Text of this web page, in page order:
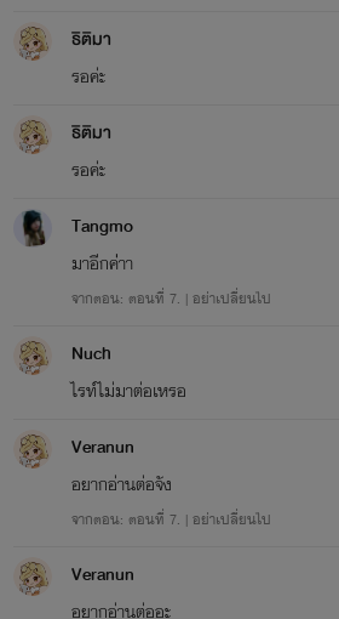
ธิติมา
รอค่ะ
ธิติมา
รอค่ะ
Tangmo
มาอีกค่่าา
จากตอน: ตอนที่ 7. | อย่าเปลี่ยนไป
Nuch
ไรท์ไม่มาต่อเหรอ
Veranun
อยากอ่านต่อจัง
จากตอน: ตอนที่ 7. | อย่าเปลี่ยนไป
Veranun
อยากอ่านต่ออะ